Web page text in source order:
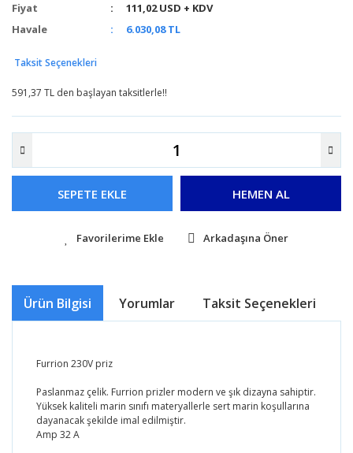
Fiyat
111,02 USD + KDV
Havale
6.030,08 TL
Taksit Seçenekleri
591,37 TL den başlayan taksitlerle!!
SEPETE EKLE HEMEN AL
Arkadaşına Öner
Ürün Bilgisi Yorumlar Taksit Seçenekleri
Furrion 230V priz
Paslanmaz çelik. Furrion prizler modern ve şık dizayna sahiptir.
Yüksek kaliteli marin sınıfı materyallerle sert marin koşullarına
dayanacak şekilde imal edilmiştir.
Amp 32 A